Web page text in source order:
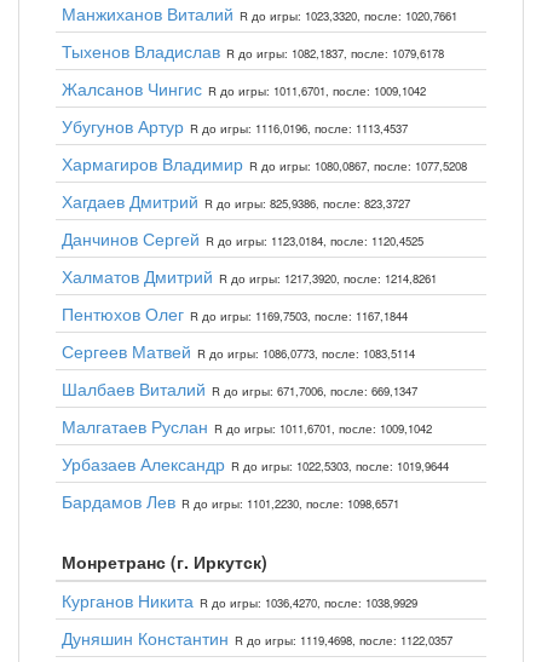
Манжиханов Виталий R до игры: 1023,3320, после: 1020,7661
Тыхенов Владислав R до игры: 1082,1837, после: 1079,6178
Жалсанов Чингис R до игры: 1011,6701, после: 1009,1042
Убугунов Артур R до игры: 1116,0196, после: 1113,4537
Хармагиров Владимир R до игры: 1080,0867, после: 1077,5208
Хагдаев Дмитрий R до игры: 825,9386, после: 823,3727
Данчинов Сергей R до игры: 1123,0184, после: 1120,4525
Халматов Дмитрий R до игры: 1217,3920, после: 1214,8261
Пентюхов Олег R до игры: 1169,7503, после: 1167,1844
Сергеев Матвей R до игры: 1086,0773, после: 1083,5114
Шалбаев Виталий R до игры: 671,7006, после: 669,1347
Малгатаев Руслан R до игры: 1011,6701, после: 1009,1042
Урбазаев Александр R до игры: 1022,5303, после: 1019,9644
Бардамов Лев R до игры: 1101,2230, после: 1098,6571
Монретранс (г. Иркутск)
Курганов Никита R до игры: 1036,4270, после: 1038,9929
Дуняшин Константин R до игры: 1119,4698, после: 1122,0357